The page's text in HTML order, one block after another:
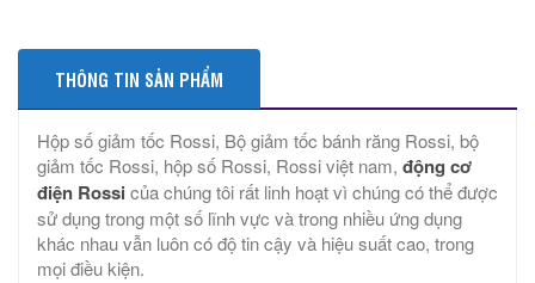
THÔNG TIN SẢN PHẨM
Hộp số giảm tốc Rossi, Bộ giảm tốc bánh răng Rossi, bộ
giảm tốc Rossi, hộp số Rossi, Rossi việt nam, động cơ
điện Rossi của chúng tôi rất linh hoạt vì chúng có thể được
sử dụng trong một số lĩnh vực và trong nhiều ứng dụng
khác nhau vẫn luôn có độ tin cậy và hiệu suất cao, trong
mọi điều kiện.